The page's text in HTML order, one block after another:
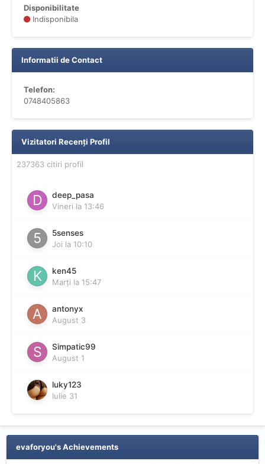
Disponibilitate
Indisponibila
Informatii de Contact
Telefon:
0748405863
Vizitatori Recenți Profil
237363 citiri profil
deep_pasa
Vineri la 13:46
5senses
Joi la 10:10
ken45
Marți la 15:47
antonyx
August 3
Simpatic99
August 1
luky123
Iulie 31
evaforyou's Achievements